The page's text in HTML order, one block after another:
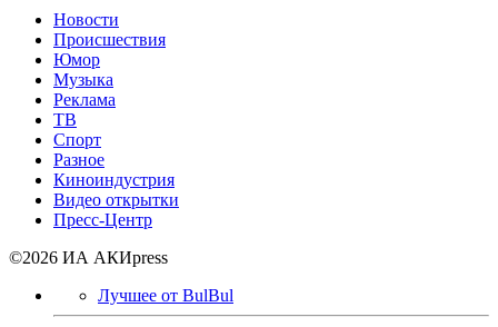
Новости
Происшествия
Юмор
Музыка
Реклама
ТВ
Спорт
Разное
Киноиндустрия
Видео открытки
Пресс-Центр
©2026 ИА АКИpress
Лучшее от BulBul